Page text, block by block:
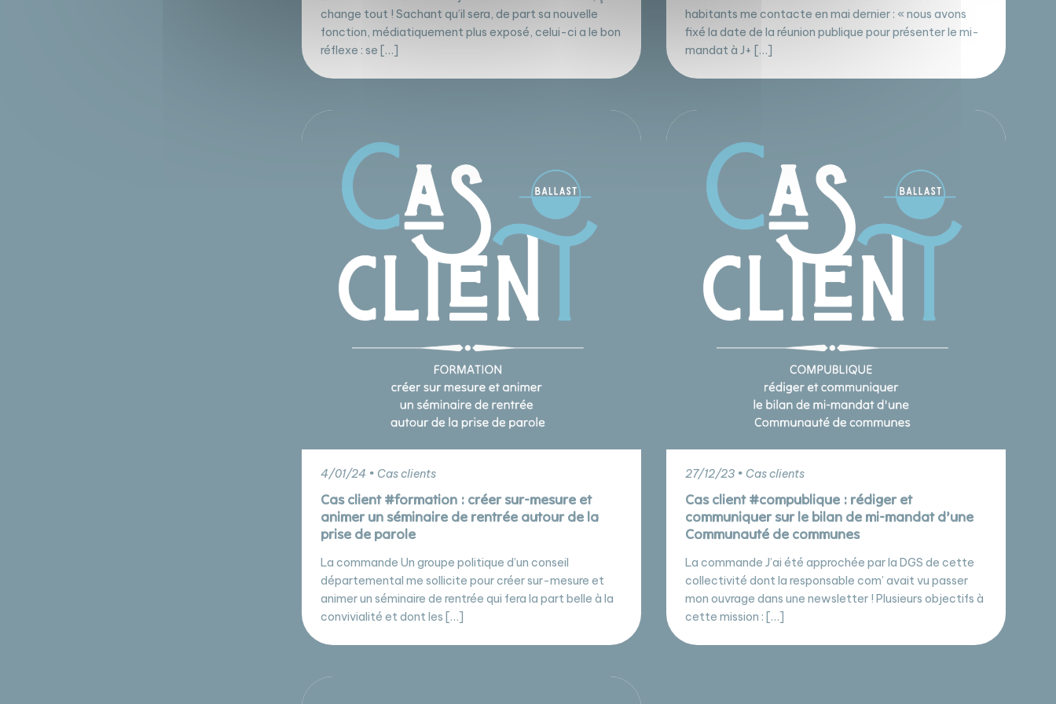
change tout ! Sachant qu’il sera, de part sa nouvelle
fonction, médiatiquement plus exposé, celui-ci a le bon
réflexe : se […]
habitants me contacte en mai dernier : « nous avons
fixé la date de la réunion publique pour présenter le mi-
mandat à J+ […]
4/01/24 • Cas clients
Cas client #formation : créer sur-mesure et
animer un séminaire de rentrée autour de la
prise de parole
La commande Un groupe politique d’un conseil
départemental me sollicite pour créer sur-mesure et
animer un séminaire de rentrée qui fera la part belle à la
convivialité et dont les […]
27/12/23 • Cas clients
Cas client #compublique : rédiger et
communiquer sur le bilan de mi-mandat d’une
Communauté de communes
La commande J’ai été approchée par la DGS de cette
collectivité dont la responsable com’ avait vu passer
mon ouvrage dans une newsletter ! Plusieurs objectifs à
cette mission : […]